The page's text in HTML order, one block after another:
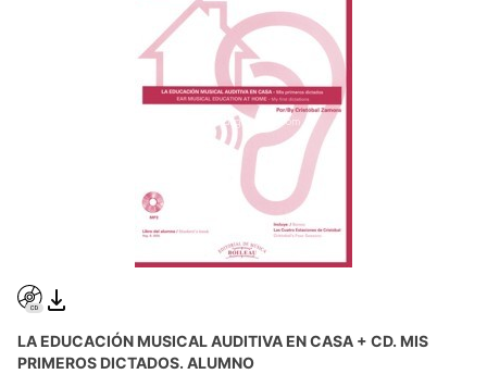
LA EDUCACIÓN MUSICAL AUDITIVA EN CASA + CD. MIS
PRIMEROS DICTADOS. ALUMNO